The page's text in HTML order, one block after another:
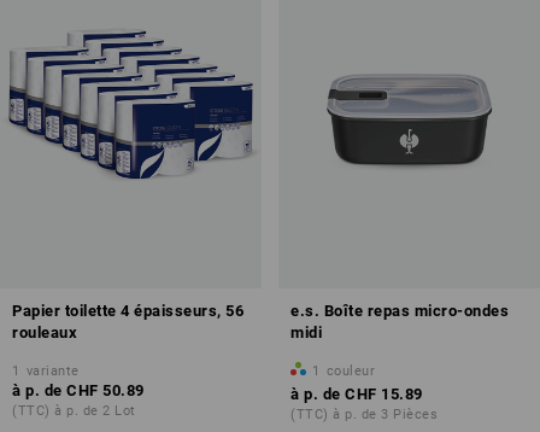
Papier toilette 4 épaisseurs, 56
rouleaux
1 variante
à p. de CHF 50.89
(TTC) à p. de 2 Lot
e.s. Boîte repas micro-ondes
midi
1 couleur
à p. de CHF 15.89
(TTC) à p. de 3 Pièces